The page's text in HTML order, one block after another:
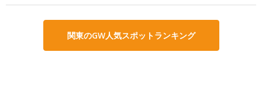
関東のGW人気スポットランキング